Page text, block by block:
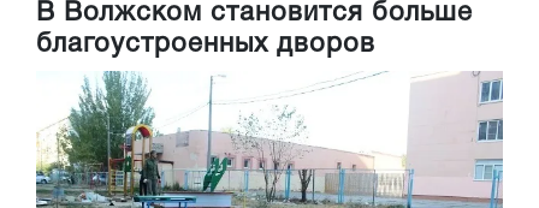
В Волжском становится больше
благоустроенных дворов